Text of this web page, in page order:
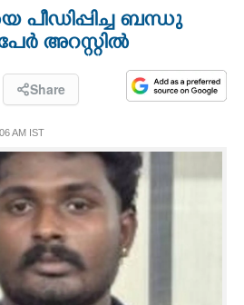
പീഡിപ്പിച്ച ബന്ധു
അറസ്റ്റിൽ
Share
AM IST